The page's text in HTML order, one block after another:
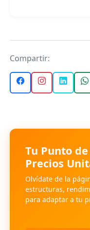
Compartir:
Tu Punto
Precios
Olvídate de la
estructuras,
para adaptar a tu